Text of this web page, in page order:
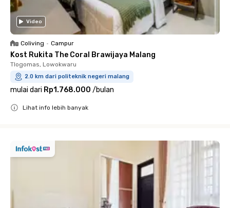
Video
Coliving • Campur
Kost Rukita The Coral Brawijaya Malang
Tlogomas, Lowokwaru
2.0 km dari politeknik negeri malang
mulai dari Rp1.768.000 /bulan
Lihat info lebih banyak